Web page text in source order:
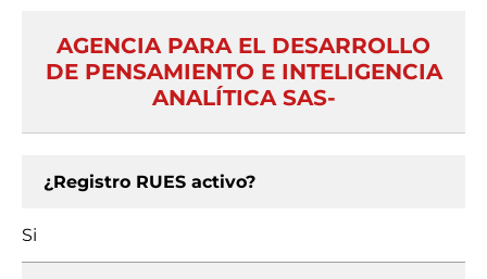
AGENCIA PARA EL DESARROLLO
DE PENSAMIENTO E INTELIGENCIA
ANALÍTICA SAS-
¿Registro RUES activo?
Si